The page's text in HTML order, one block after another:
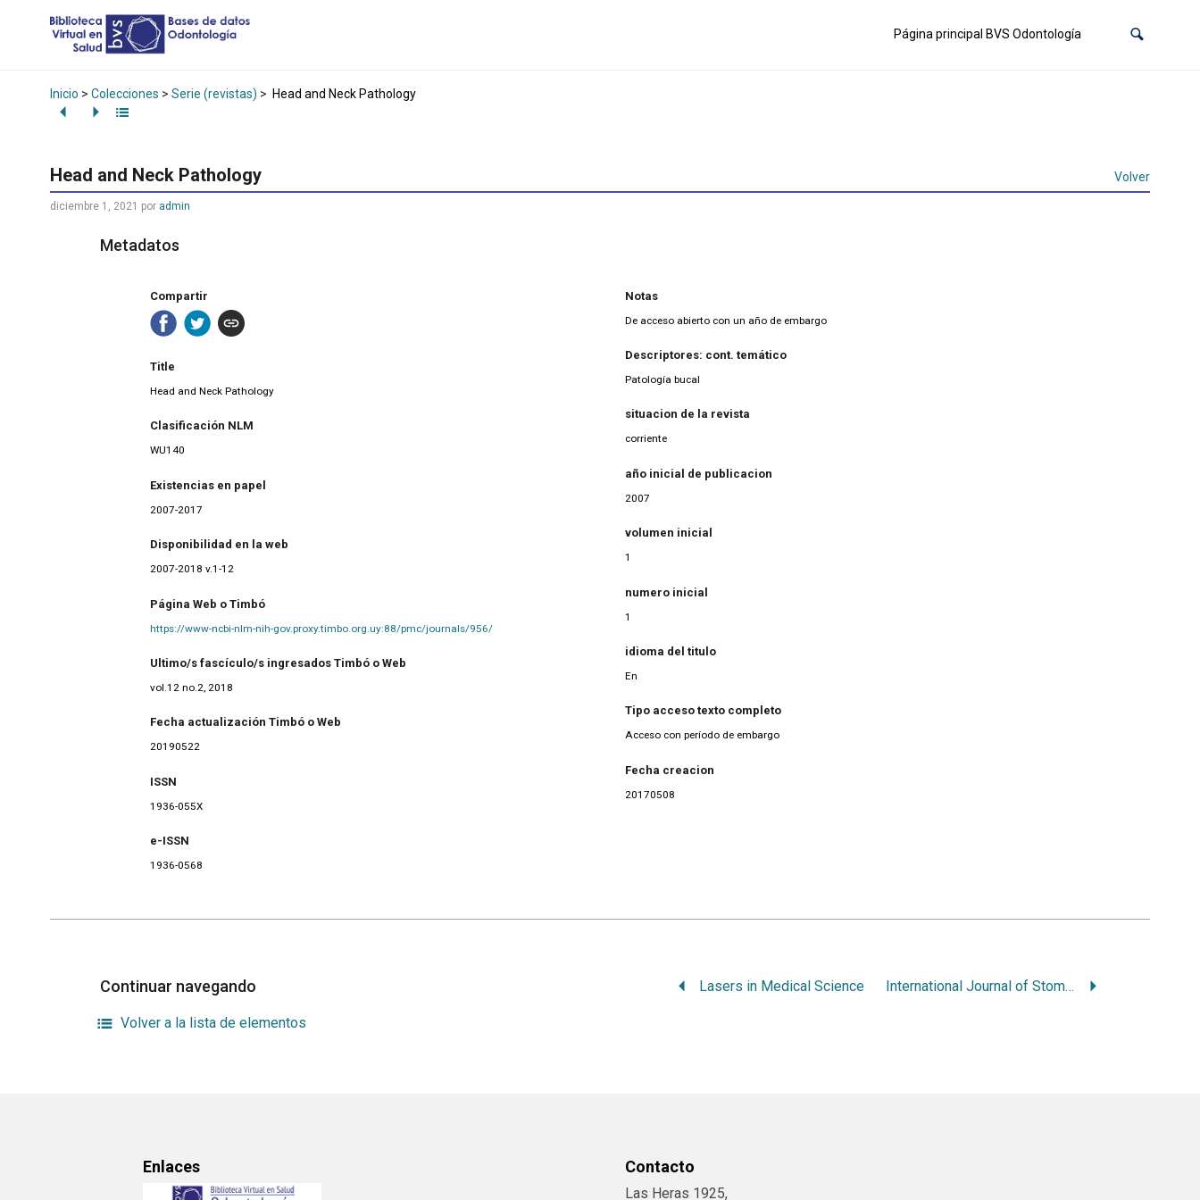
Página principal BVS Odontología
Inicio > Colecciones > Serie (revistas) > Head and Neck Pathology
Head and Neck Pathology Volver
diciembre 1, 2021 por admin
Metadatos
Compartir
Title
Head and Neck Pathology
Clasificación NLM
WU140
Existencias en papel
2007-2017
Disponibilidad en la web
2007-2018 v.1-12
Página Web o Timbó
https://www-ncbi-nlm-nih-gov.proxy.timbo.org.uy:88/pmc/journals/956/
Ultimo/s fascículo/s ingresados Timbó o Web
vol.12 no.2, 2018
Fecha actualización Timbó o Web
20190522
ISSN
1936-055X
e-ISSN
1936-0568
Notas
De acceso abierto con un año de embargo
Descriptores: cont. temático
Patología bucal
situacion de la revista
corriente
año inicial de publicacion
2007
volumen inicial
1
numero inicial
1
idioma del titulo
En
Tipo acceso texto completo
Acceso con período de embargo
Fecha creacion
20170508
Continuar navegando Lasers in Medical Science International Journal of Stomatology and Oclussion Medicine
Volver a la lista de elementos
Enlaces Contacto
Las Heras 1925,